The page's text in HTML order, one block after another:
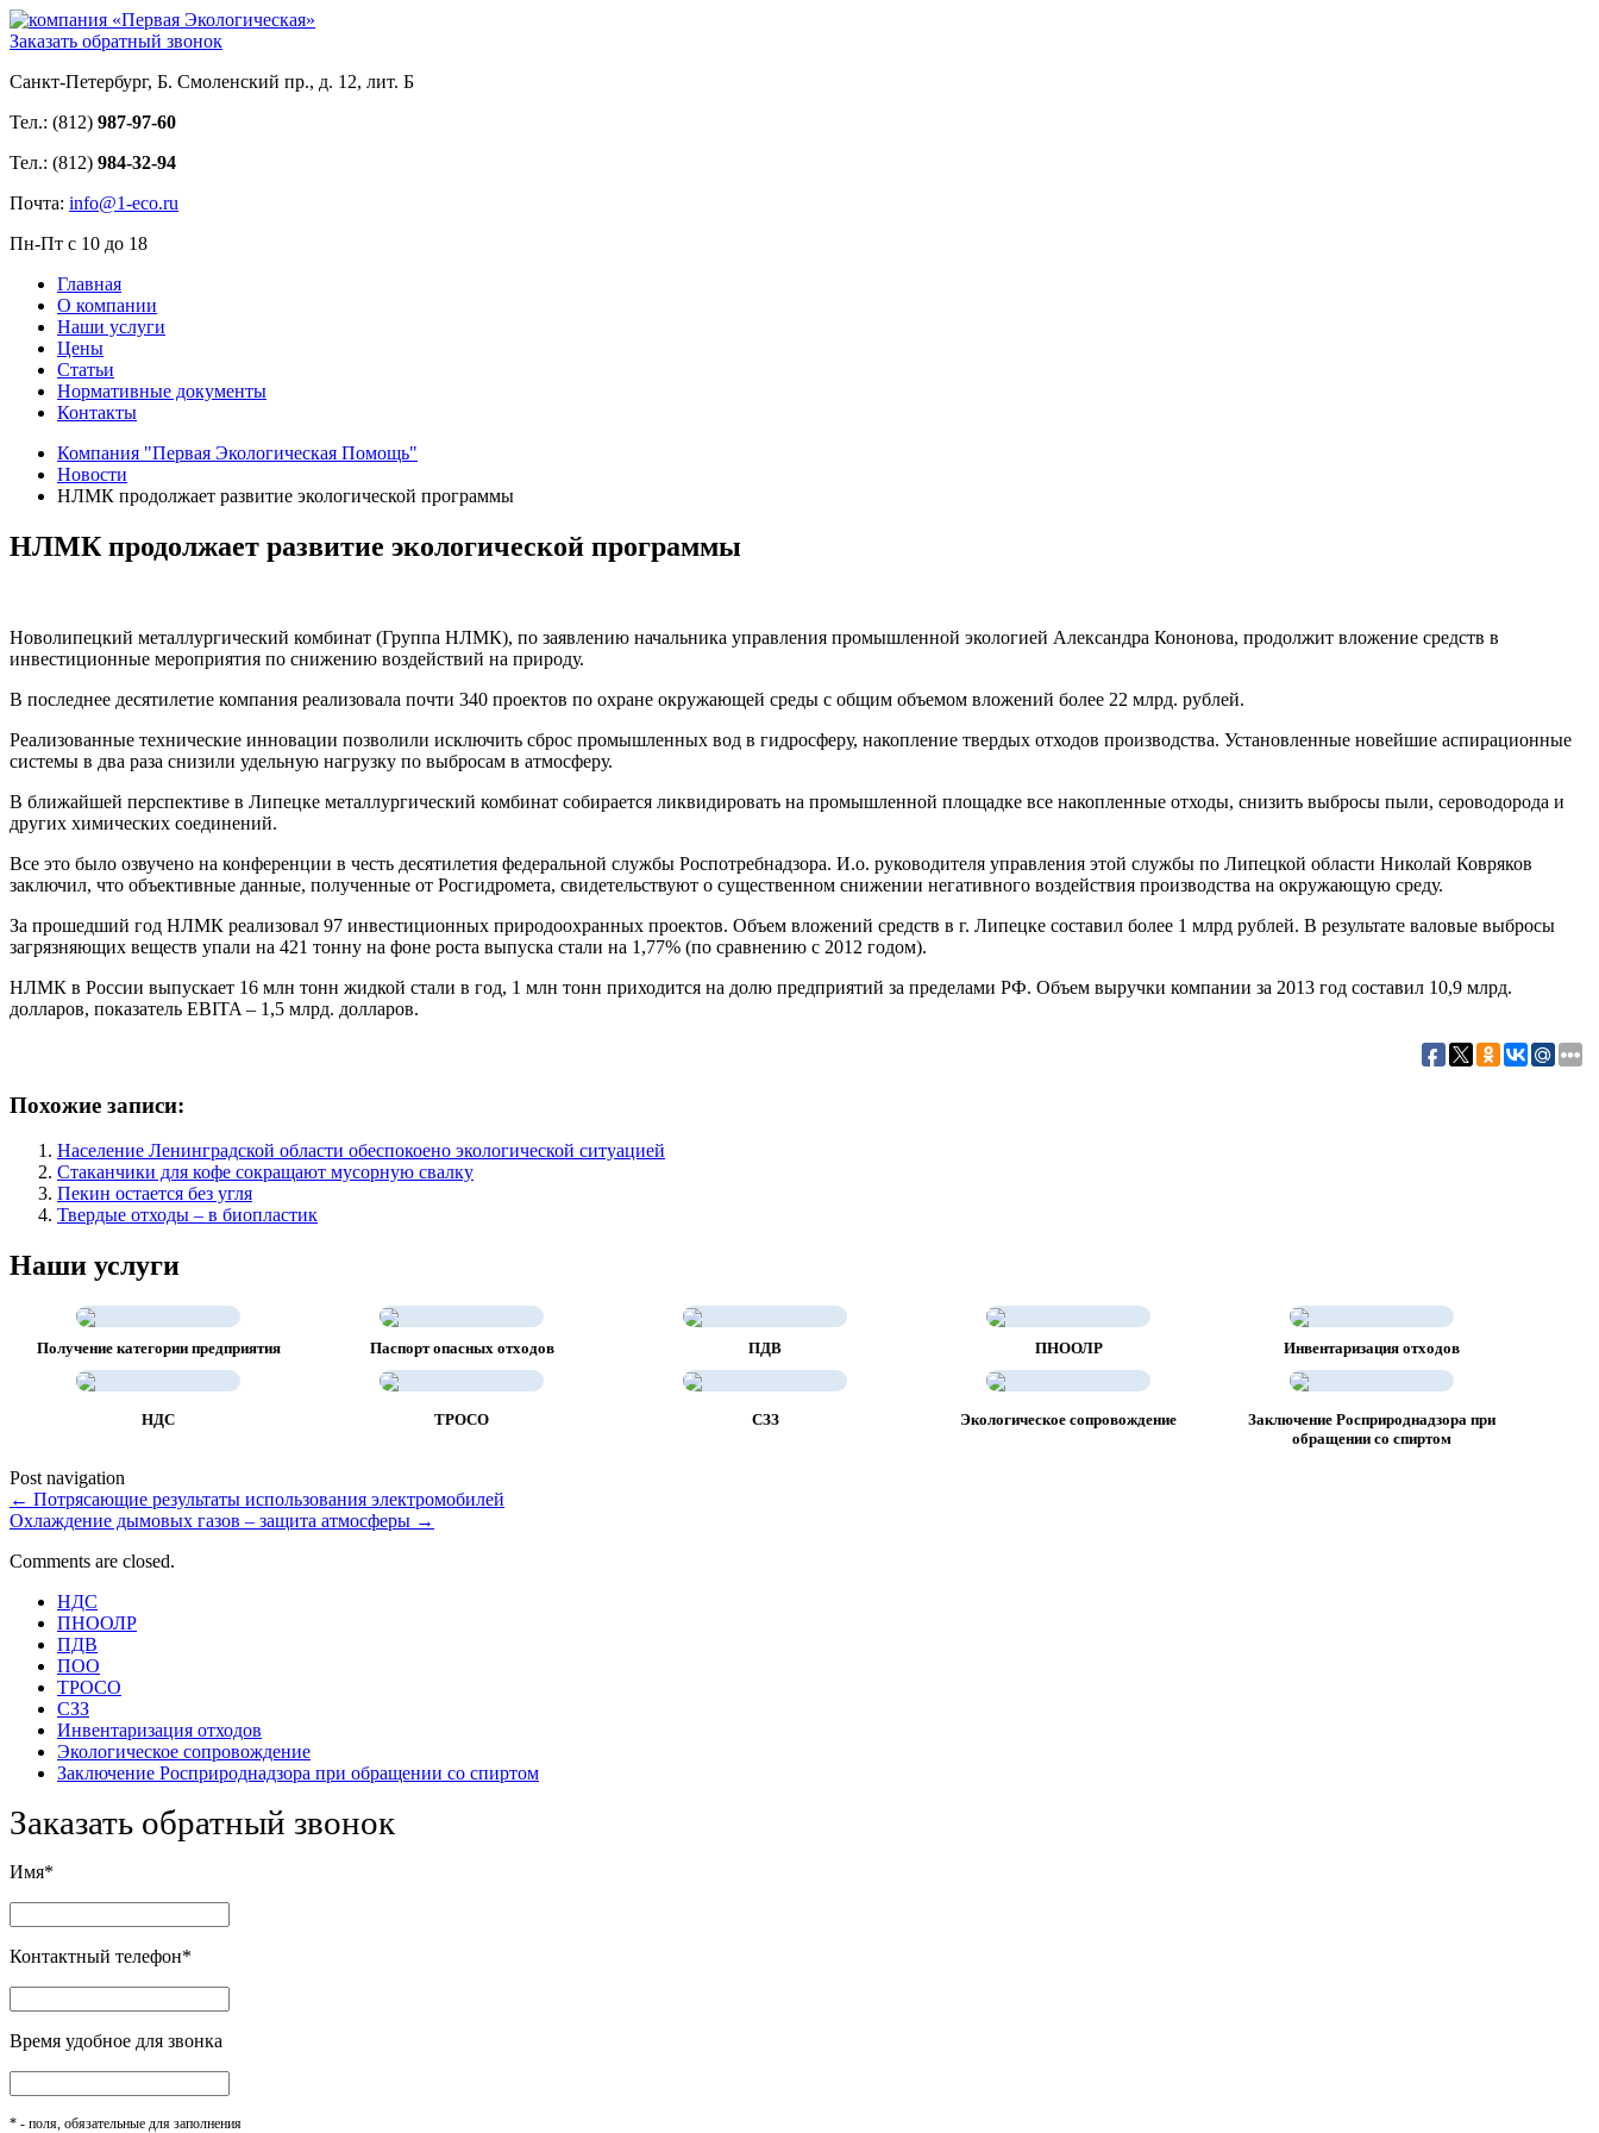
Заказать обратный звонок
Санкт-Петербург, Б. Смоленский пр., д. 12, лит. Б
Тел.: (812) 987-97-60
Тел.: (812) 984-32-94
Почта: info@1-eco.ru
Пн-Пт с 10 до 18
Главная
О компании
Наши услуги
Цены
Статьи
Нормативные документы
Контакты
Компания "Первая Экологическая Помощь"
Новости
НЛМК продолжает развитие экологической программы
НЛМК продолжает развитие экологической программы
Новолипецкий металлургический комбинат (Группа НЛМК), по заявлению начальника управления промышленной экологией Александра Кононова, продолжит вложение средств в
инвестиционные мероприятия по снижению воздействий на природу.
В последнее десятилетие компания реализовала почти 340 проектов по охране окружающей среды с общим объемом вложений более 22 млрд. рублей.
Реализованные технические инновации позволили исключить сброс промышленных вод в гидросферу, накопление твердых отходов производства. Установленные новейшие аспирационные
системы в два раза снизили удельную нагрузку по выбросам в атмосферу.
В ближайшей перспективе в Липецке металлургический комбинат собирается ликвидировать на промышленной площадке все накопленные отходы, снизить выбросы пыли, сероводорода и
других химических соединений.
Все это было озвучено на конференции в честь десятилетия федеральной службы Роспотребнадзора. И.о. руководителя управления этой службы по Липецкой области Николай Ковряков
заключил, что объективные данные, полученные от Росгидромета, свидетельствуют о существенном снижении негативного воздействия производства на окружающую среду.
За прошедший год НЛМК реализовал 97 инвестиционных природоохранных проектов. Объем вложений средств в г. Липецке составил более 1 млрд рублей. В результате валовые выбросы
загрязняющих веществ упали на 421 тонну на фоне роста выпуска стали на 1,77% (по сравнению с 2012 годом).
НЛМК в России выпускает 16 млн тонн жидкой стали в год, 1 млн тонн приходится на долю предприятий за пределами РФ. Объем выручки компании за 2013 год составил 10,9 млрд.
долларов, показатель EBITA – 1,5 млрд. долларов.
Похожие записи:
Население Ленинградской области обеспокоено экологической ситуацией
Стаканчики для кофе сокращают мусорную свалку
Пекин остается без угля
Твердые отходы – в биопластик
Наши услуги
Получение категории предприятия Паспорт опасных отходов ПДВ ПНООЛР Инвентаризация отходов
НДС ТРОСО СЗЗ Экологическое сопровождение
Заключение Росприроднадзора при
обращении со спиртом
Post navigation
← Потрясающие результаты использования электромобилей
Охлаждение дымовых газов – защита атмосферы →
Comments are closed.
НДС
ПНООЛР
ПДВ
ПОО
ТРОСО
СЗЗ
Инвентаризация отходов
Экологическое сопровождение
Заключение Росприроднадзора при обращении со спиртом
Заказать обратный звонок
Имя*
Контактный телефон*
Время удобное для звонка
* - поля, обязательные для заполнения